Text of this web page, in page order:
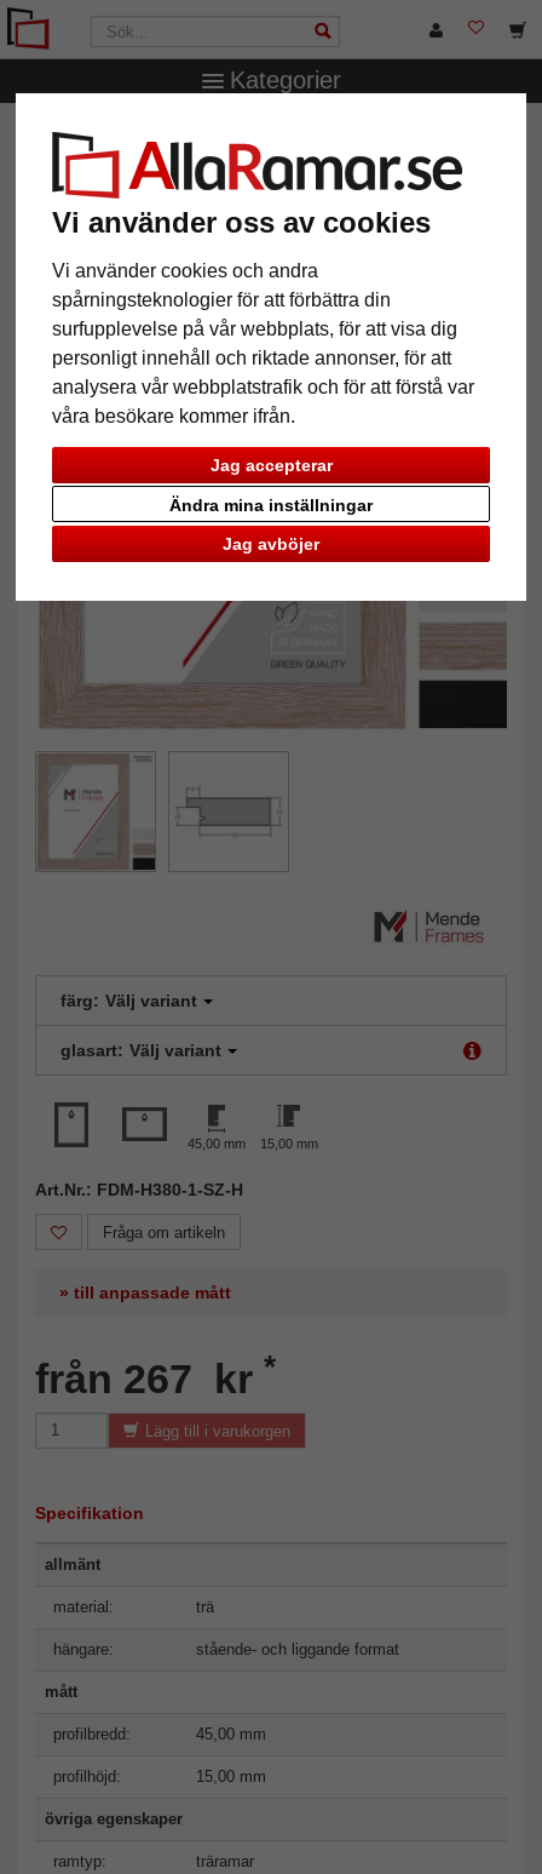
Vi använder oss av cookies
Vi använder cookies och andra
spårningsteknologier för att förbättra din
surfupplevelse på vår webbplats, för att visa dig
personligt innehåll och riktade annonser, för att
analysera vår webbplatstrafik och för att förstå var
våra besökare kommer ifrån.
Jag accepterar
Jag avböjer
Ändra mina inställningar
Kategorier
AllaRamar.se
måttbeställd
Träram Maibo måttbeställd
färg: Välj variant
glasart: Välj variant
45,00 mm 15,00 mm
Art.Nr.: FDM-H380-1-SZ-H
Fråga om artikeln
» till anpassade mått
från 267 kr *
Lägg till i varukorgen
Specifikation
allmänt
material: trä
hängare: stående- och liggande format
mått
profilbredd: 45,00 mm
profilhöjd: 15,00 mm
övriga egenskaper
ramtyp: träramar